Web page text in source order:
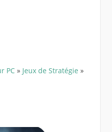
PC» Jeux de Stratégie »